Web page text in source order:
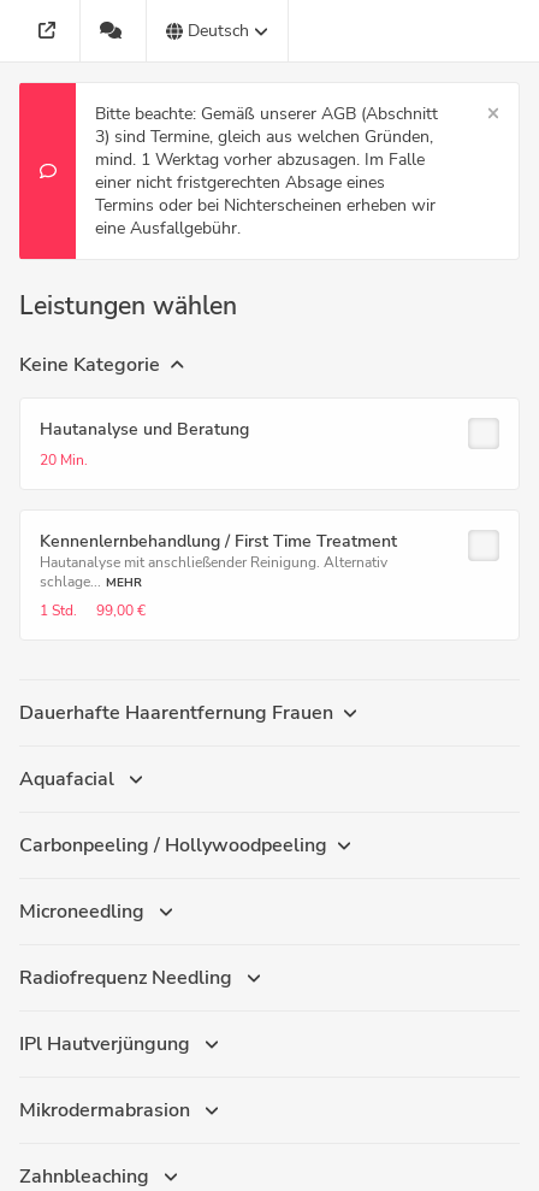
Deutsch
Bitte beachte: Gemäß unserer AGB (Abschnitt
3) sind Termine, gleich aus welchen Gründen,
mind. 1 Werktag vorher abzusagen. Im Falle
einer nicht fristgerechten Absage eines
Termins oder bei Nichterscheinen erheben wir
eine Ausfallgebühr.
Leistungen wählen
Keine Kategorie
Hautanalyse und Beratung
20 Min.
Kennenlernbehandlung / First Time Treatment
Hautanalyse mit anschließender Reinigung. Alternativ
schlage... MEHR
1 Std. 99,00 €
Dauerhafte Haarentfernung Frauen
Aquafacial
Carbonpeeling / Hollywoodpeeling
Microneedling
Radiofrequenz Needling
IPl Hautverjüngung
Mikrodermabrasion
Zahnbleaching